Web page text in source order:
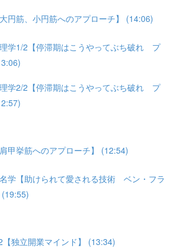
円筋、小円筋へのアプローチ】 (14:06)
学1/2【停滞期はこうやってぶち破れ プ
学2/2【停滞期はこうやってぶち破れ プ
甲挙筋へのアプローチ】 (12:54)
学【助けられて愛される技術 ベン・フラ
独立開業マインド】 (13:34)